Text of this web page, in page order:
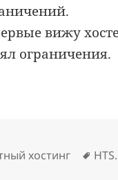
вижу
ограничения.
хостинг